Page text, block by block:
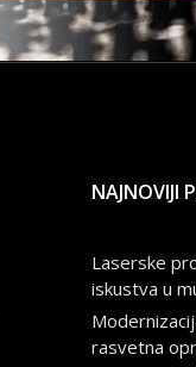
NAJNOVIJI
Laserske
iskustva u
rasvetna